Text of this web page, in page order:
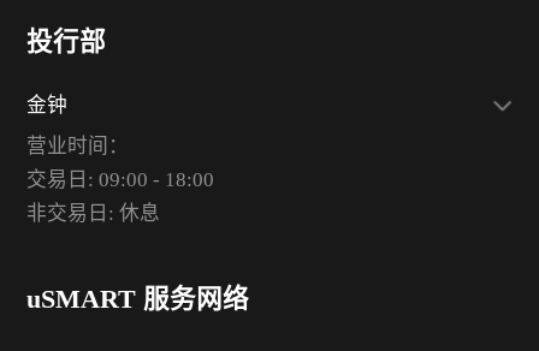
投行部
金钟
营业时间：
交易日: 09:00 - 18:00
非交易日: 休息
uSMART 服务网络